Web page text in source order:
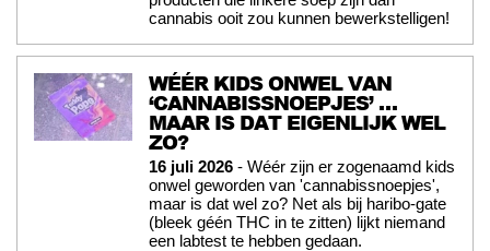
cannabis ooit zou kunnen bewerkstelligen!
WÉÉR KIDS ONWEL VAN
‘CANNABISSNOEPJES’ …
MAAR IS DAT EIGENLIJK WEL
ZO?
16 juli 2026 - Wéér zijn er zogenaamd kids
onwel geworden van 'cannabissnoepjes',
maar is dat wel zo? Net als bij haribo-gate
(bleek géén THC in te zitten) lijkt niemand
een labtest te hebben gedaan.